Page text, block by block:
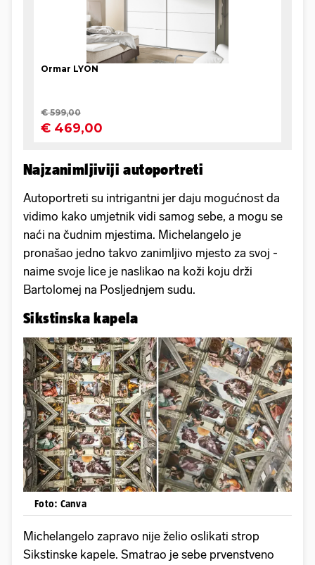
Najzanimljiviji autoportreti
Autoportreti su intrigantni jer daju mogućnost da
vidimo kako umjetnik vidi samog sebe, a mogu se
naći na čudnim mjestima. Michelangelo je
pronašao jedno takvo zanimljivo mjesto za svoj -
naime svoje lice je naslikao na koži koju drži
Bartolomej na Posljednjem sudu.
Sikstinska kapela
Foto: Canva
Michelangelo zapravo nije želio oslikati strop
Sikstinske kapele. Smatrao je sebe prvenstveno